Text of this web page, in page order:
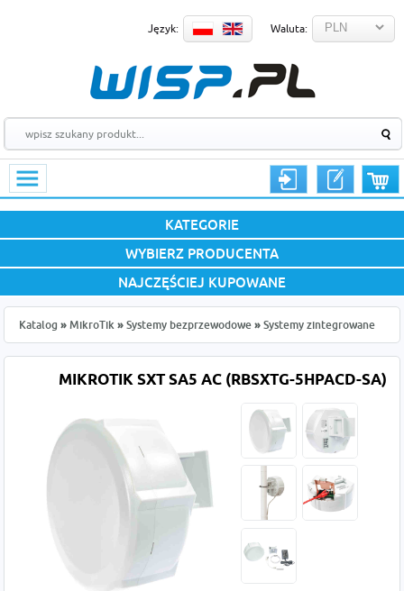
Język: Waluta:
KATEGORIE
WYBIERZ PRODUCENTA
NAJCZĘŚCIEJ KUPOWANE
Katalog » MikroTik » Systemy bezprzewodowe » Systemy zintegrowane
MIKROTIK SXT SA5 AC (RBSXTG-5HPACD-SA)